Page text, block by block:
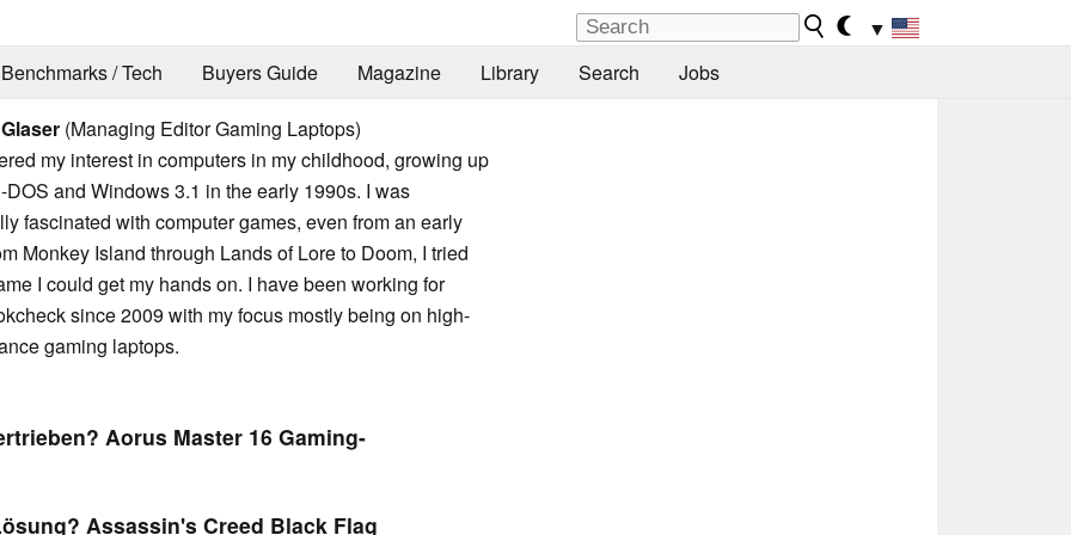
▼
Benchmarks / Tech
Buyers Guide Magazine Library Search Jobs
(Managing Editor Gaming Laptops)
my interest in computers in my childhood, growing up
DOS and Windows 3.1 in the early 1990s. I was
fascinated with computer games, even from an early
Monkey Island through Lands of Lore to Doom, I tried
I could get my hands on. I have been working for
since 2009 with my focus mostly being on high-
gaming laptops.
Aorus Master 16 Gaming-
Assassin's Creed Black Flag